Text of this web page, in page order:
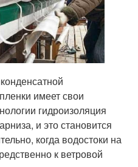
имеет свои
гидроизоляция
и это становится
когда водостоки на
к ветровой